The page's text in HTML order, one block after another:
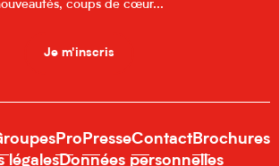
coups de cœur...
Je m'inscris
Pro PresseContactBrochures
légalesDonnées personnelles